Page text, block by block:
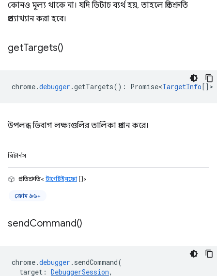
কোনও মূল্য থাকে না। যদি ডিটাচ ব্যর্থ হয়, তাহলে প্রতিশ্রুতি
প্রত্যাখ্যান করা হবে।
getTargets()
chrome.debugger .getTargets() : Promise<TargetInfo[] >
উপলব্ধ ডিবাগ লক্ষ্যগুলির তালিকা প্রদান করে।
রিটার্নস
প্রতিশ্রুতি< টার্গেটইনফো[]>
ক্রোম ৯৬+
sendCommand()
chrome.debugger . sendCommand(
target : DebuggerSession,